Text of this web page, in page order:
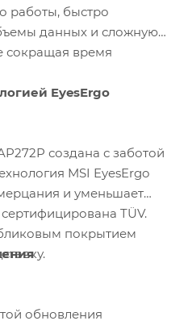
работы, быстро
данных и сложную
сокращая время
EyesErgo
создана с заботой
MSI EyesErgo
и уменьшает
сертифицирована TÜV.
покрытием
обновления